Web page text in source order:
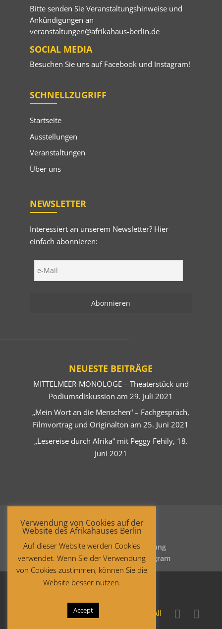
Bitte senden Sie Veranstaltungshinweise und
Ankündigungen an
veranstaltungen@afrikahaus-berlin.de
SOCIAL MEDIA
Besuchen Sie uns auf Facebookund Instagram!
SCHNELLZUGRIFF
Startseite
Ausstellungen
Veranstaltungen
Über uns
NEWSLETTER
Interessiert an unserem Newsletter? Hier
einfach abonnieren:
NEUESTE BEITRÄGE
MITTELMEER-MONOLOGE – Theaterstück und
Podiumsdiskussion am 29. Juli 2021
„Mein Wort an die Menschen“ – Fachgespräch,
Filmvortrag und Originalton am 25. Juni 2021
„Lesereise durch Afrika“ mit Peggy Fehily, 18.
Juni 2021
Startseite
Datenschutzerklärung
Impressum
Facebook Instagram
Copyright © 2021 Afrika-Haus Berlin. All
Verwendung von Cookies auf der
Website des Afrikahauses Berlin
Auf dieser Website werden Cookies
verwendet. Wenn Sie der Verwendung
von Cookies zustimmen, können Sie die
Website besser nutzen.
Accept